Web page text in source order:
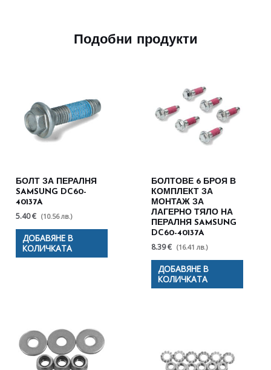
Подобни продукти
БОЛТ ЗА ПЕРАЛНЯ
SAMSUNG DC60-
40137A
5.40 € (10.56 лв.)
ДОБАВЯНЕ В
КОЛИЧКАТА
БОЛТОВЕ 6 БРОЯ В
КОМПЛЕКТ ЗА
МОНТАЖ ЗА
ЛАГЕРНО ТЯЛО НА
ПЕРАЛНЯ SAMSUNG
DC60-40137A
8.39 € (16.41 лв.)
ДОБАВЯНЕ В
КОЛИЧКАТА